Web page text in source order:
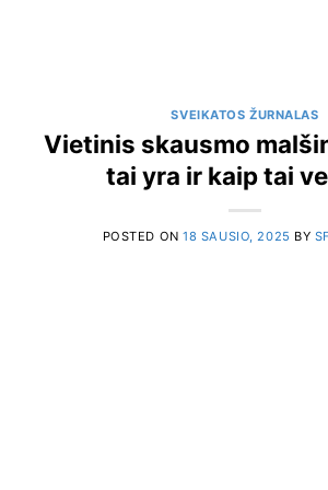
SVEIKATOS ŽURNALAS
Vietinis skausmo
tai yra ir kaip tai
POSTED ON18 SAUSIO, 2025 BY